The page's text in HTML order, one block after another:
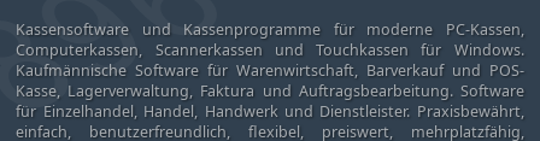
Kassensoftware und Kassenprogramme für moderne PC-Kassen,
Computerkassen, Scannerkassen und Touchkassen für Windows.
Kaufmännische Software für Warenwirtschaft, Barverkauf und POS-
Kasse, Lagerverwaltung, Faktura und Auftragsbearbeitung. Software
für Einzelhandel, Handel, Handwerk und Dienstleister. Praxisbewährt,
einfach, benutzerfreundlich, flexibel, preiswert, mehrplatzfähig,